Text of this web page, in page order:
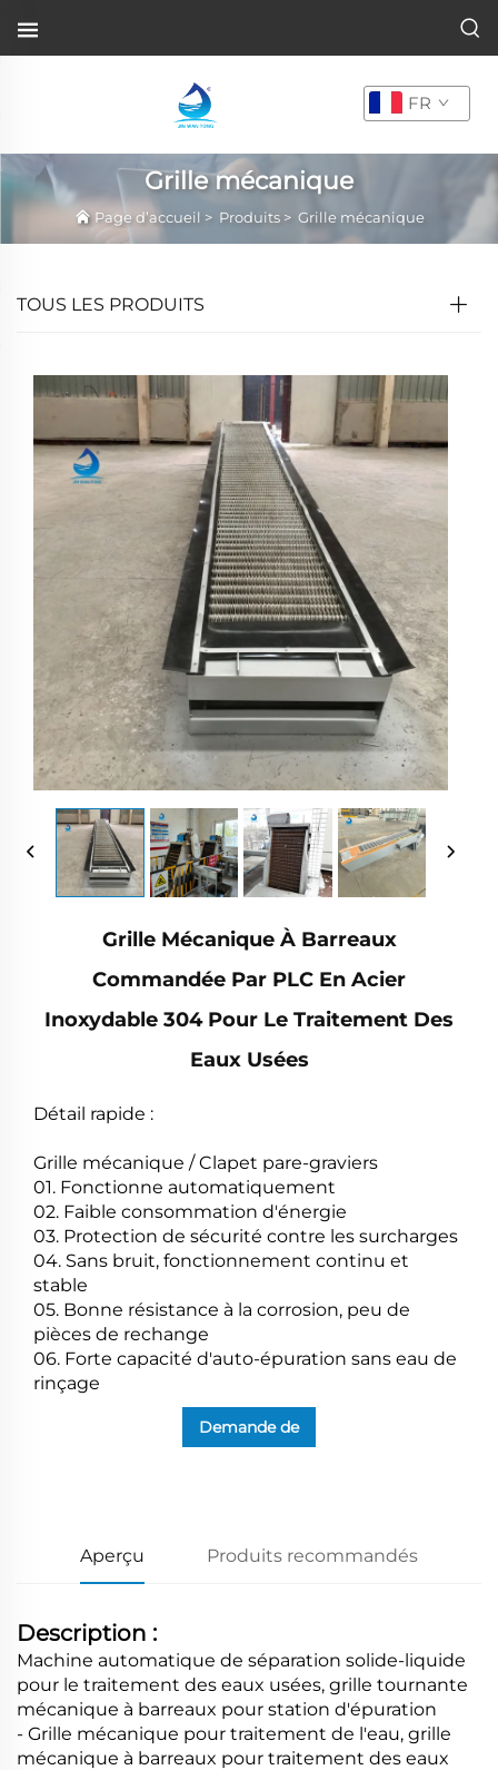
FR
Grille mécanique
Page d’accueil > Produits> Grille mécanique
TOUS LES PRODUITS
Grille Mécanique À Barreaux
Commandée Par PLC En Acier
Inoxydable 304 Pour Le Traitement Des
Eaux Usées
Détail rapide :
Grille mécanique / Clapet pare-graviers
01. Fonctionne automatiquement
02. Faible consommation d'énergie
03. Protection de sécurité contre les surcharges
04. Sans bruit, fonctionnement continu et
stable
05. Bonne résistance à la corrosion, peu de
pièces de rechange
06. Forte capacité d'auto-épuration sans eau de
rinçage
Demande de
Aperçu Produits recommandés
Description :
Machine automatique de séparation solide-liquide
pour le traitement des eaux usées, grille tournante
mécanique à barreaux pour station d'épuration
- Grille mécanique pour traitement de l'eau, grille
mécanique à barreaux pour traitement des eaux